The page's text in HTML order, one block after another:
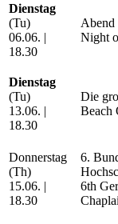
Dienstag
(Tu)
06.06. |
18.30
Abend
Night
Dienstag
(Tu)
13.06. |
18.30
Die
Beach
Donnerstag
(Th)
15.06. |
18.30
6.
6th